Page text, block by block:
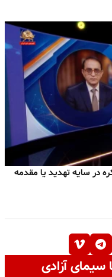
در سایه تهدید یا مقدمه
سیمای آزادی